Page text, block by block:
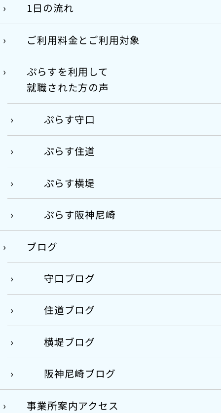
1日の流れ
ご利用料金とご利用対象
ぷらすを利用して
就職された方の声
ぷらす守口
ぷらす住道
ぷらす横堤
ぷらす阪神尼崎
ブログ
守口ブログ
住道ブログ
横堤ブログ
阪神尼崎ブログ
事業所案内アクセス